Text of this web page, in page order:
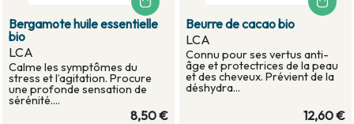
Bergamote huile essentielle
bio
LCA
Calme les symptômes du
stress et l’agitation. Procure
une profonde sensation de
sérénité....
8,50 €
Beurre de cacao bio
LCA
Connu pour ses vertus anti-
âge et protectrices de la peau
et des cheveux. Prévient de la
déshydra...
12,60 €